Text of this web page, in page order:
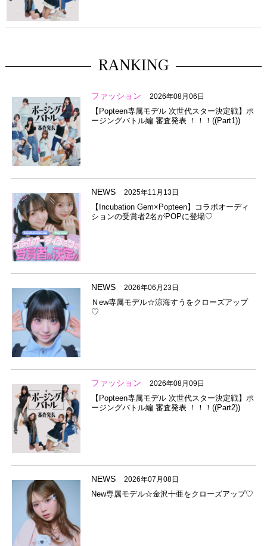
RANKING
ファッション 2026年08月06日
【Popteen専属モデル 次世代スター決定戦】ポ
ージングバトル編 審査発表 ！！！((Part1))
NEWS 2025年11月13日
【Incubation Gem×Popteen】コラボオーディ
ションの受賞者2名がPOPに登場♡
NEWS 2026年06月23日
Ｎew専属モデル☆涼海すうをクローズアップ
♡
ファッション 2026年08月09日
【Popteen専属モデル 次世代スター決定戦】ポ
ージングバトル編 審査発表 ！！！((Part2))
NEWS 2026年07月08日
New専属モデル☆金沢十亜をクローズアップ♡